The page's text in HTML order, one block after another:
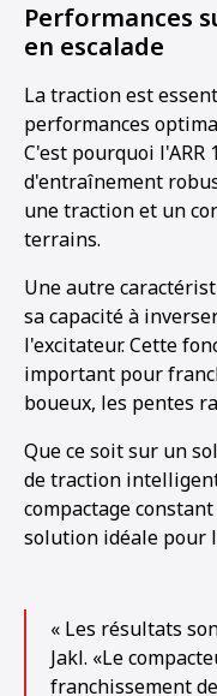
Performances
en escalade
La traction est
performances
C'est pourquoi l'ARR
d'entraînement
une traction et un
terrains.
Une autre
sa capacité à
l'excitateur. Cette
important pour
boueux, les pentes
Que ce soit sur un
de traction
compactage
solution idéale pour
« Les résultats
Jakl. «Le
franchissement